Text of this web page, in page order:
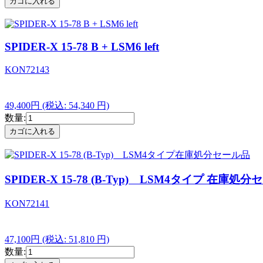
SPIDER-X 15-78 B + LSM6 left
KON72143
49,400円 (税込: 54,340 円)
数量:
SPIDER-X 15-78 (B-Typ) LSM4タイプ 在庫処分
KON72141
47,100円 (税込: 51,810 円)
数量: